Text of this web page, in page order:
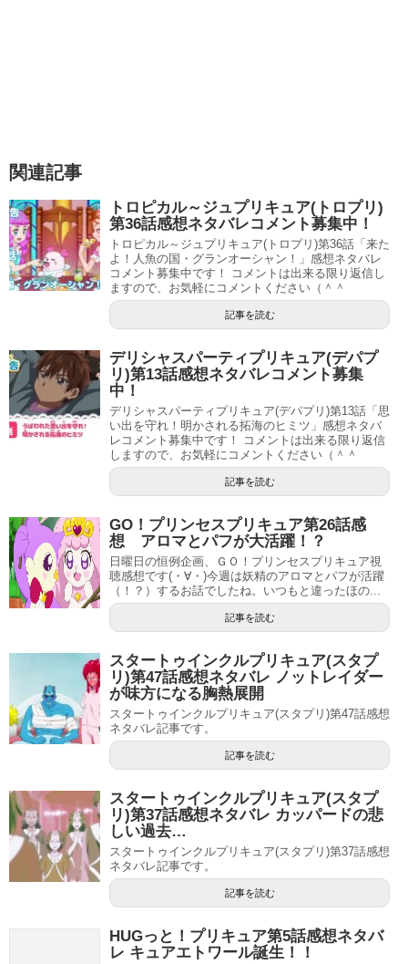
その中でシンドイーネ姉さんが襲来！
シンドイーネ姉さんのメガパーツを奪って取り込む予定で
したが、シンドイーネ姉さんはメガパーツを使って更に進
化します。
なんかちょっとダサくなったような(^^;
最後はキュアスパークルの「あっちにキングビョーゲンが
いる」という手に結局のところ引っかかってしまいまいし
た笑
そしてヒーリングっとアローで浄化されます。
シンドイーネさん退場
#precure pic.twitter.com/FE48oD2lCz
— 抹茶小猫@へんたいふしんしゃさん (@miyuki708)
February 6, 2021
しかし最後まで浄化できませんでした。そこで追撃のヒー
リングっとシャワーでナノビョーゲンとなったものをキュ
アアースが取り込みます。
これがネオキングビョーゲンを倒すカギとなりそうです。
と思ったですが、まさかの追撃による退場(;´∀｀)
恐らくプリキュア史上初ではないでしょう。
スポンサーリンク
関連記事
トロピカル～ジュプリキュア(トロプリ)
第36話感想ネタバレコメント募集中！
トロピカル～ジュプリキュア(トロプリ)第36話「来た
よ！人魚の国・グランオーシャン！」感想ネタバレ
コメント募集中です！ コメントは出来る限り返信し
ますので、お気軽にコメントください（＾＾
記事を読む
デリシャスパーティプリキュア(デパプ
リ)第13話感想ネタバレコメント募集
中！
デリシャスパーティプリキュア(デパプリ)第13話「思
い出を守れ！明かされる拓海のヒミツ」感想ネタバ
レコメント募集中です！ コメントは出来る限り返信
しますので、お気軽にコメントください（＾＾
記事を読む
GO！プリンセスプリキュア第26話感
想 アロマとパフが大活躍！？
日曜日の恒例企画、ＧＯ！プリンセスプリキュア視
聴感想です(・∀・)今週は妖精のアロマとパフが活躍
（！？）するお話でしたね。いつもと違ったほの...
記事を読む
スタートゥインクルプリキュア(スタプ
リ)第47話感想ネタバレ ノットレイダー
が味方になる胸熱展開
スタートゥインクルプリキュア(スタプリ)第47話感想
ネタバレ記事です。
記事を読む
スタートゥインクルプリキュア(スタプ
リ)第37話感想ネタバレ カッパードの悲
しい過去…
スタートゥインクルプリキュア(スタプリ)第37話感想
ネタバレ記事です。
記事を読む
HUGっと！プリキュア第5話感想ネタバ
レ キュアエトワール誕生！！